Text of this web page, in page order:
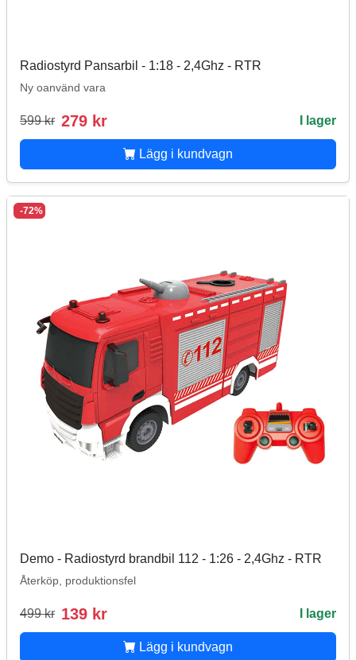
Radiostyrd Pansarbil - 1:18 - 2,4Ghz - RTR
Ny oanvänd vara
599 kr 279 kr I lager
Lägg i kundvagn
-72%
Demo - Radiostyrd brandbil 112 - 1:26 - 2,4Ghz - RTR
Återköp, produktionsfel
499 kr 139 kr I lager
Lägg i kundvagn